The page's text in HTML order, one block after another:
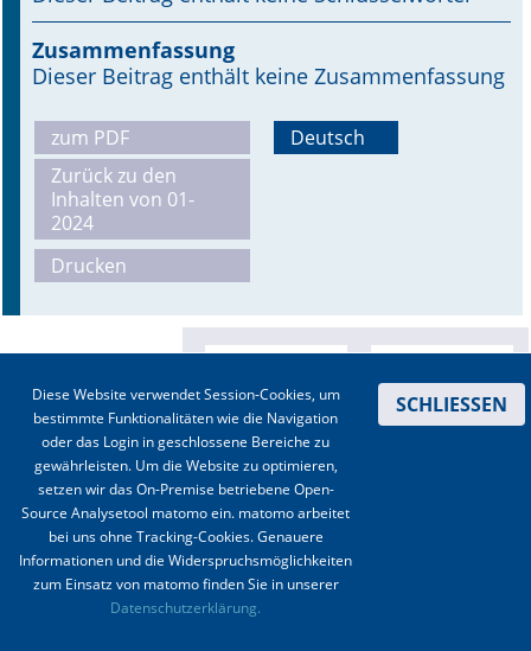
Archiv
Supplements
Online First
A&I English
Mediadaten
Autoren-Service
Stellenmarkt
Kongresskalender
Zusammenfassung
Dieser Beitrag enthält keine Zusammenfassung
zum PDF
Zurück zu den
Inhalten von 01-
2024
Drucken
Deutsch
Impressum Datenschutz
Diese Website verwendet Session-Cookies, um
bestimmte Funktionalitäten wie die Navigation
oder das Login in geschlossene Bereiche zu
gewährleisten. Um die Website zu optimieren,
setzen wir das On-Premise betriebene Open-
Source Analysetool matomo ein. matomo arbeitet
bei uns ohne Tracking-Cookies. Genauere
Informationen und die Widerspruchsmöglichkeiten
zum Einsatz von matomo finden Sie in unserer
Datenschutzerklärung.
SCHLIESSEN